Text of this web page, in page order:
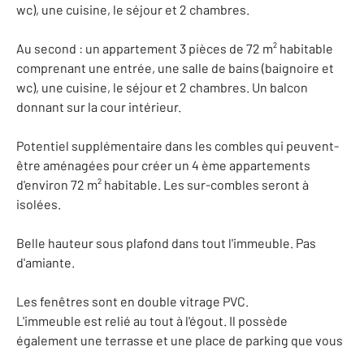
wc), une cuisine, le séjour et 2 chambres.
Au second : un appartement 3 pièces de 72 m² habitable
comprenant une entrée, une salle de bains (baignoire et
wc), une cuisine, le séjour et 2 chambres. Un balcon
donnant sur la cour intérieur.
Potentiel supplémentaire dans les combles qui peuvent-
être aménagées pour créer un 4 ème appartements
d'environ 72 m² habitable. Les sur-combles seront à
isolées.
Belle hauteur sous plafond dans tout l'immeuble. Pas
d'amiante.
Les fenêtres sont en double vitrage PVC.
L'immeuble est relié au tout à l'égout. Il possède
également une terrasse et une place de parking que vous